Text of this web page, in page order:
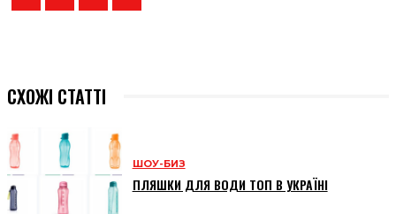
СХОЖІ СТАТТІ
ШОУ-БИЗ
ПЛЯШКИ ДЛЯ ВОДИ ТОП В УКРАЇНІ